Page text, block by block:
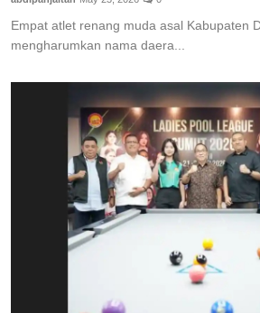
Empat atlet renang muda asal Kabupaten
mengharumkan nama daera...